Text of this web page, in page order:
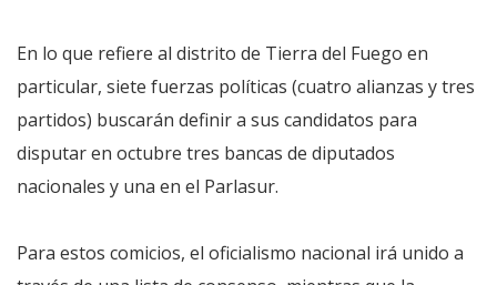
En lo que refiere al distrito de Tierra del Fuego en
particular, siete fuerzas políticas (cuatro alianzas y tres
partidos) buscarán definir a sus candidatos para
disputar en octubre tres bancas de diputados
nacionales y una en el Parlasur.
Para estos comicios, el oficialismo nacional irá unido a